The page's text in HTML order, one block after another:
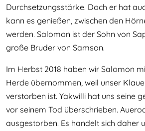
Durchsetzungsstärke. Doch er hat
kann es genießen, zwischen den
werden. Salomon ist der Sohn von
große Bruder von Samson.
Im Herbst 2018 haben wir Salomon
Herde übernommen, weil unser
verstorben ist. Yakwilli hat uns seine
vor seinem Tod überschrieben.
ausgestorben. Es handelt sich daher